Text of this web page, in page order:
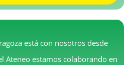
está con nosotros desde
Ateneo estamos colaborando en